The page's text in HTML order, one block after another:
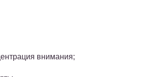
внимания;